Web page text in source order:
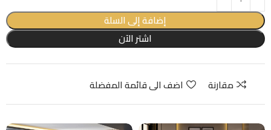
إضافة إلى السلة
اشتر الآن
مقارنة اضف الى قائمة المفضلة